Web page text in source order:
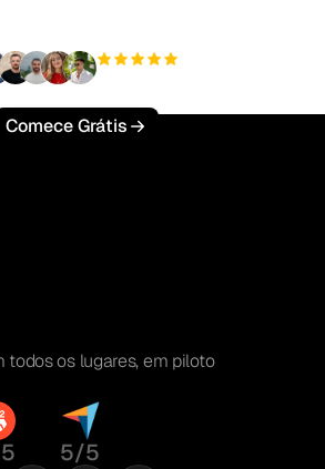
Comece Grátis
todos os lugares, em piloto
5/5